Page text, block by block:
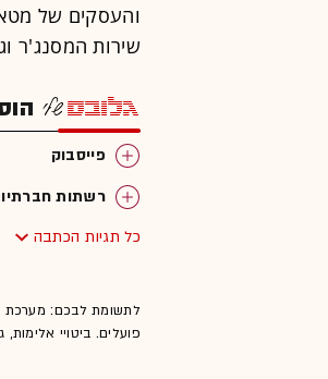
והעסקים של מטא
שירות המסנג'ר
פייסבוק
רשתות
כל תגיות הכתבה
לתשומת לבכם: מערכת
פועלים. ביטויי